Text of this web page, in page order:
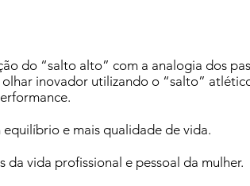
do “salto alto” com a analogia dos
inovador utilizando o “salto”
e mais qualidade de vida.
vida profissional e pessoal da mulher.